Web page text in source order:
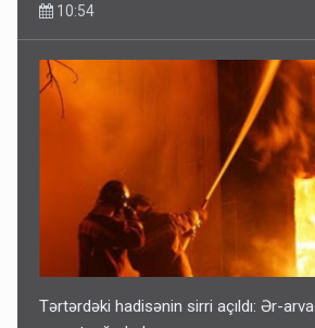
10:54
Tərtərdəki hadisənin sirri açıldı: Ər-